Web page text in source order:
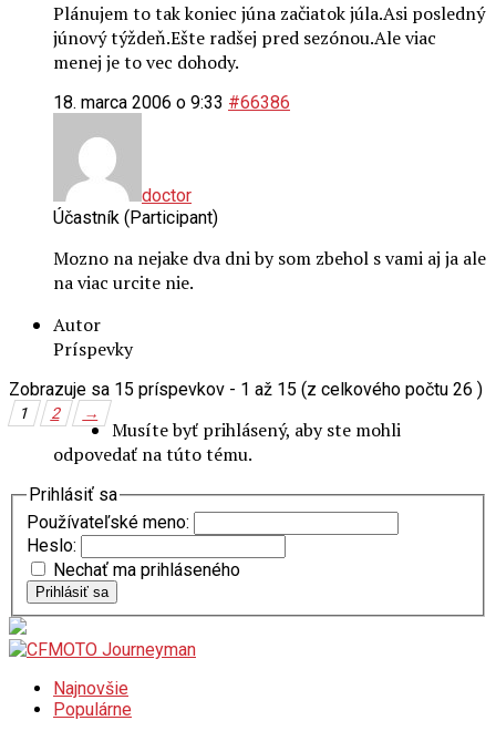
Plánujem to tak koniec júna začiatok júla.Asi posledný
júnový týždeň.Ešte radšej pred sezónou.Ale viac
menej je to vec dohody.
18. marca 2006 o 9:33 #66386
doctor
Účastník (Participant)
Mozno na nejake dva dni by som zbehol s vami aj ja ale
na viac urcite nie.
Autor
Príspevky
Zobrazuje sa 15 príspevkov - 1 až 15 (z celkového počtu 26 )
1 2 →
Musíte byť prihlásený, aby ste mohli
odpovedať na túto tému.
Prihlásiť sa
Používateľské meno:
Heslo:
Nechať ma prihláseného
Prihlásiť sa
Najnovšie
Populárne